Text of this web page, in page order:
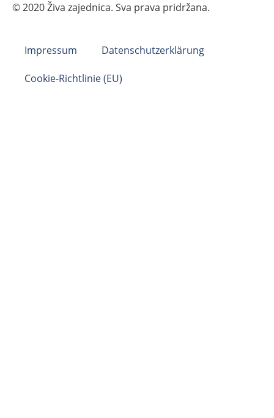
© 2020 Živa zajednica. Sva prava pridržana.
Impressum Datenschutzerklärung
Cookie-Richtlinie (EU)